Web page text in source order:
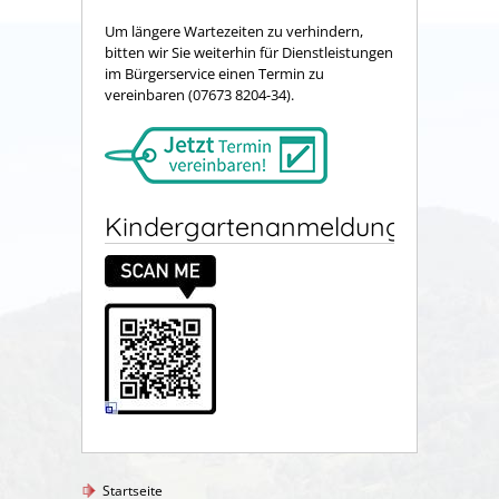
Um längere Wartezeiten zu verhindern,
bitten wir Sie weiterhin für Dienstleistungen
im Bürgerservice einen Termin zu
vereinbaren (07673 8204-34).
Kindergartenanmeldung
Startseite